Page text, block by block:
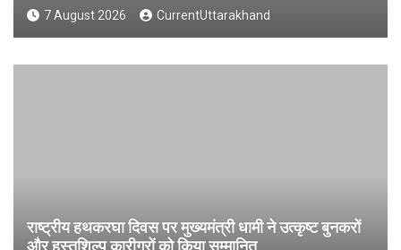
7 August 2026 CurrentUttarakhand
राष्ट्रीय हथकरघा दिवस पर मुख्यमंत्री धामी ने उत्कृष्ट बुनकरों